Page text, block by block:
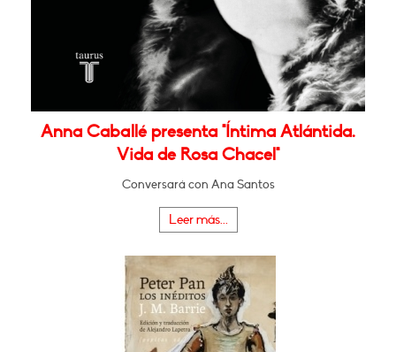
Anna Caballé presenta "Íntima Atlántida.
Vida de Rosa Chacel"
Conversará con Ana Santos
Leer más...